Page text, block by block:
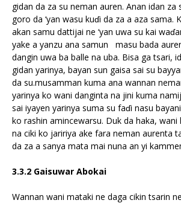
gidan da za su neman auren. Anan idan
goro da ‘yan wasu kuɗi da za a aza sama.
akan samu dattijai ne ‘yan uwa su kai
yake a yanzu ana samun masu bada
dangin uwa ba balle na uba. Bisa ga tsari,
gidan yarinya, bayan sun gaisa sai su
da su.musamman kuma ana wannan
yarinya ko wani danginta na jini kuma
sai iyayen yarinya suma su faɗi nasu
ko rashin amincewarsu. Duk da haka, wani
na ciki ko jaririya ake fara neman aurenta
da za a sanya mata mai nuna an yi
3.3.2 Gaisuwar Abokai
Wannan wani mataki ne daga cikin tsarin